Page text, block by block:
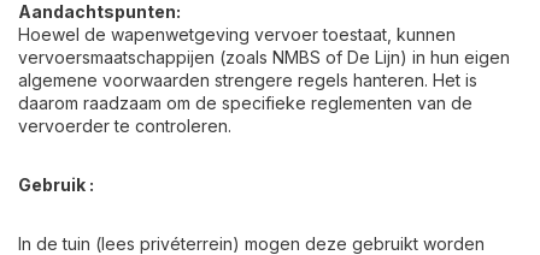
Aandachtspunten:
Hoewel de wapenwetgeving vervoer toestaat, kunnen
vervoersmaatschappijen (zoals NMBS of De Lijn) in hun eigen
algemene voorwaarden strengere regels hanteren. Het is
daarom raadzaam om de specifieke reglementen van de
vervoerder te controleren.
Gebruik :
In de tuin (lees privéterrein) mogen deze gebruikt worden